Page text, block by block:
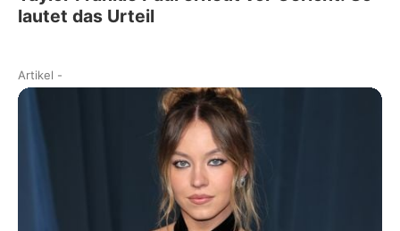
lautet das Urteil
Artikel -